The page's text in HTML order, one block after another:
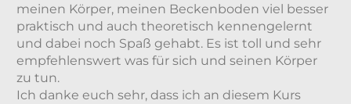
meinen Körper, meinen Beckenboden viel besser
praktisch und auch theoretisch kennengelernt
und dabei noch Spaß gehabt. Es ist toll und sehr
empfehlenswert was für sich und seinen Körper
zu tun.
Ich danke euch sehr, dass ich an diesem Kurs